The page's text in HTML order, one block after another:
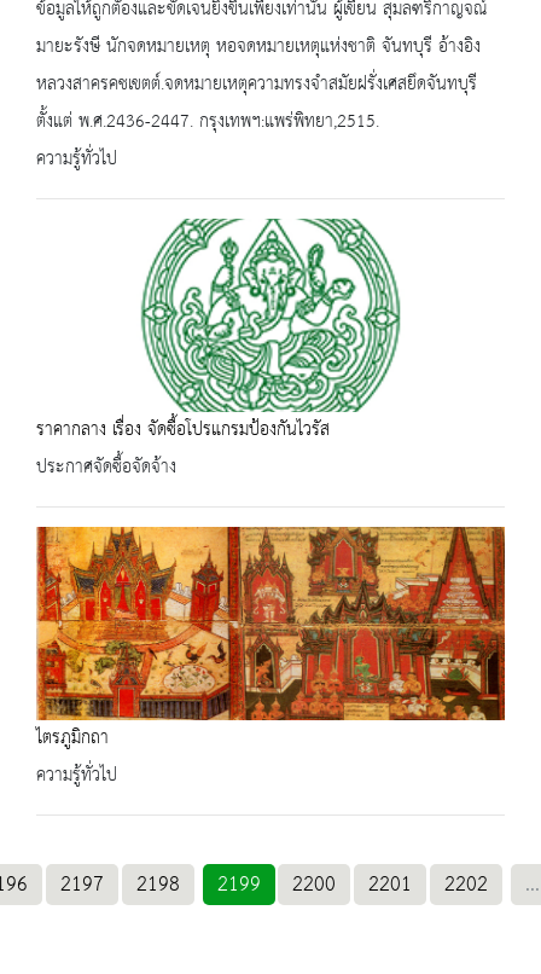
ข้อมูลให้ถูกตัองและขัดเจนยิ่งขึ้นเพียงเท่านั้น ผู้เขียน สุมลฑริกาญจณ์
มายะรังษี นักจดหมายเหตุ หอจดหมายเหตุแห่งชาติ จันทบุรี อ้างอิง
หลวงสาครคชเขตต์.จดหมายเหตุความทรงจำสมัยฝรั่งเศสยึดจันทบุรี
ตั้งแต่ พ.ศ.2436-2447. กรุงเทพฯ:แพร่พิทยา,2515.
ความรู้ทั่วไป
ราคากลาง เรื่อง จัดซื้อโปรแกรมป้องกันไวรัส
ประกาศจัดซื้อจัดจ้าง
ไตรภูมิกถา
ความรู้ทั่วไป
2197 2198 2199 2200 2201 2202 ...